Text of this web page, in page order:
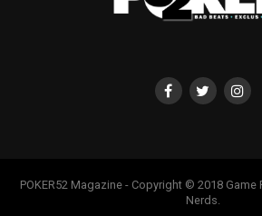
POKER52 Magazine - Copyright © 2018 Game
Nerds.